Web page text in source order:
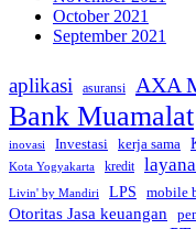
October 2021
September 2021
aplikasi asuransi AXA
Bank Muamalat
inovasi Investasi kerja sama
Kota Yogyakarta kredit
Livin' by Mandiri
LPS mobile
Otoritas Jasa keuangan